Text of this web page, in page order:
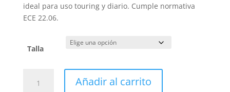
ideal para uso touring y diario. Cumple normativa
ECE 22.06.
Talla
MODULAR
Añadir al carrito